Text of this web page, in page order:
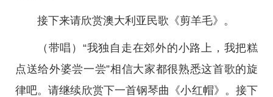
接下来请欣赏澳大利亚民歌《剪羊毛》。
（带唱）“我独自走在郊外的小路上，我把糕
点送给外婆尝一尝”相信大家都很熟悉这首歌的旋
律吧。请继续欣赏下一首钢琴曲《小红帽》。接下